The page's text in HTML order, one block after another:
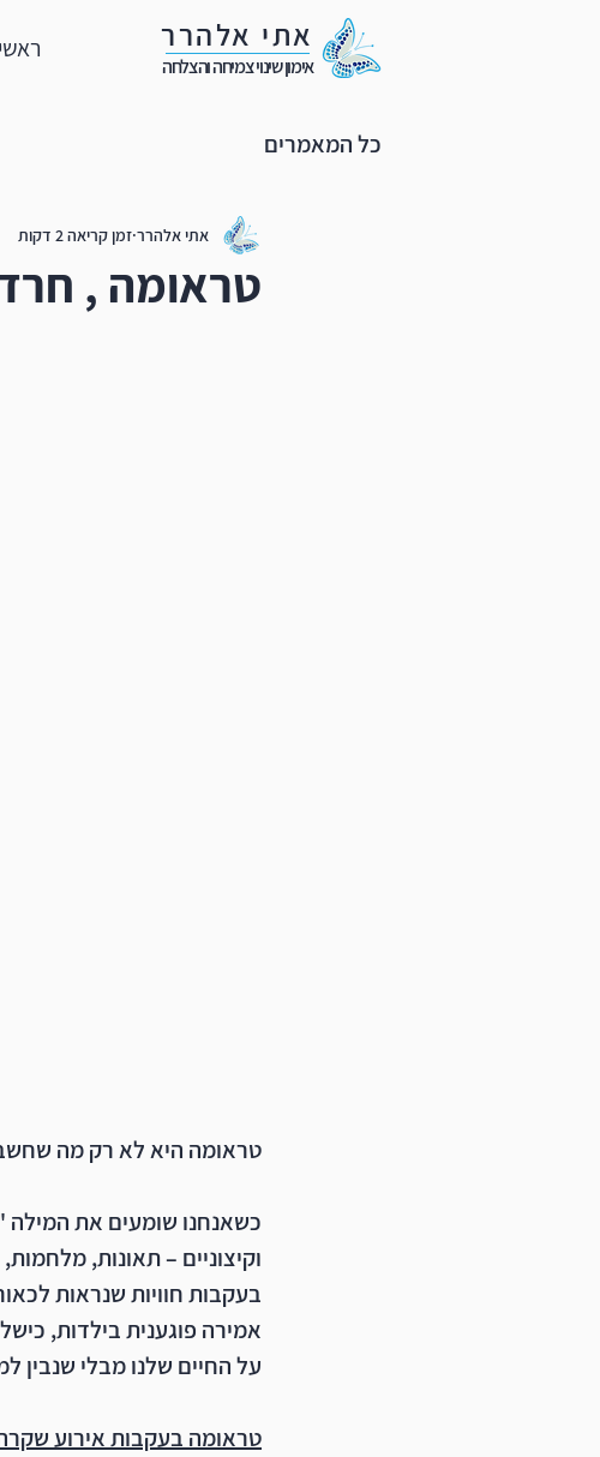
ראשי אתי אלהרר
אימון שינוי צמיחה והצלחה
כל המאמרים
טראומה ,
אתי אלהרר זמן קריאה 2 דקות
טראומה היא לא רק מה
כשאנחנו שומעים את המילה
וקיצוניים – תאונות,
בעקבות חוויות שנראות
אמירה פוגענית בילדות,
על החיים שלנו מבלי שנבין
טראומה בעקבות אירוע